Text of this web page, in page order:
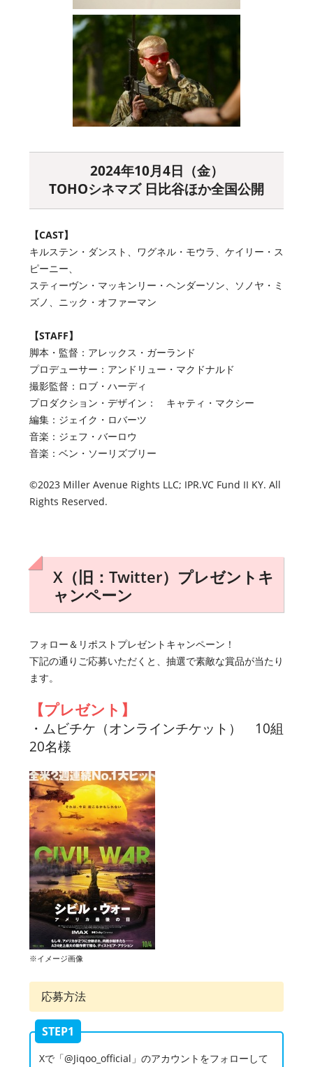
2024年10月4日（金）
TOHOシネマズ 日比谷ほか全国公開
【CAST】
キルステン・ダンスト、ワグネル・モウラ、ケイリー・ス
ピーニー、
スティーヴン・マッキンリー・ヘンダーソン、ソノヤ・ミ
ズノ、ニック・オファーマン
【STAFF】
脚本・監督：アレックス・ガーランド
プロデューサー：アンドリュー・マクドナルド
撮影監督：ロブ・ハーディ
プロダクション・デザイン： キャティ・マクシー
編集：ジェイク・ロバーツ
音楽：ジェフ・バーロウ
音楽：ベン・ソーリズブリー
©2023 Miller Avenue Rights LLC; IPR.VC Fund II KY. All
Rights Reserved.
X（旧：Twitter）プレゼントキ
ャンペーン
フォロー＆リポストプレゼントキャンペーン！
下記の通りご応募いただくと、抽選で素敵な賞品が当たり
ます。
【プレゼント】
・ムビチケ（オンラインチケット） 10組
20名様
※イメージ画像
応募方法
STEP1
Xで「@Jiqoo_official」のアカウントをフォローして